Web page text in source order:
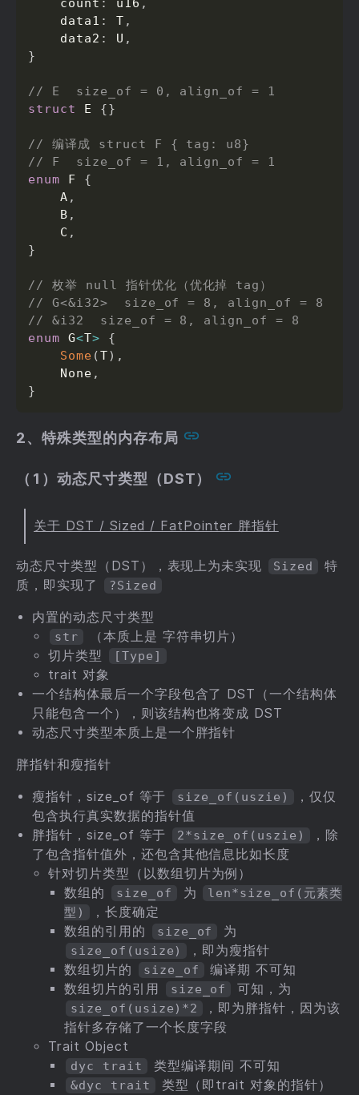
    count
: u16 ,
    data1
: T ,
    data2
: U ,
}
// E  size_of = 0, align_of = 1
struct
E {}
// 编译成 struct F { tag: u8}
// F  size_of = 1, align_of = 1
enum F {
    A
,
    B
,
    C
,
}
// 枚举 null 指针优化（优化掉 tag）
// G<&i32>  size_of = 8, align_of = 8
// &i32  size_of = 8, align_of = 8
enum G<T>
{
Some (T) ,
    None
,
}
2、特殊类型的内存布局
（1）动态尺寸类型（DST）
关于 DST / Sized / FatPointer 胖指针
动态尺寸类型（DST），表现上为未实现 Sized
特
质，即实现了
?Sized
内置的动态尺寸类型
str
（本质上是 字符串切片）
切片类型
[Type]
trait 对象
一个结构体最后一个字段包含了 DST（一个结构体
只能包含一个），则该结构也将变成 DST
动态尺寸类型本质上是一个胖指针
胖指针和瘦指针
瘦指针，size_of 等于 size_of(uszie)
，仅仅
包含执行真实数据的指针值
胖指针，size_of 等于
2*size_of(uszie)
，除
了包含指针值外，还包含其他信息比如长度
针对切片类型（以数组切片为例）
数组的
size_of 为
len*size_of(元素类
型)
，长度确定
数组的引用的
size_of 为
size_of(usize)
，即为瘦指针
数组切片的
size_of
编译期 不可知
数组切片的引用
size_of 可知，为
size_of(usize)*2
，即为胖指针，因为该
指针多存储了一个长度字段
Trait Object
dyc trait 类型编译期间 不可知
&dyc trait
类型（即trait 对象的指针）